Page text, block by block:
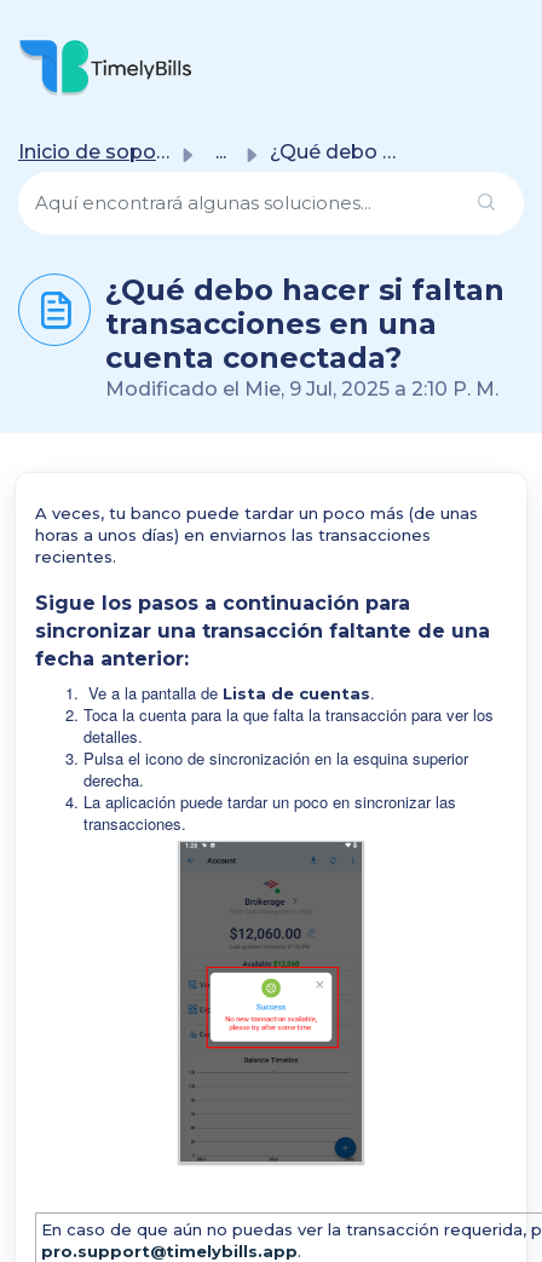
Saltar Al Contenido Principal
Inicio de soporte ... ¿Qué debo hacer si faltan transacciones en una cuenta con...
¿Qué debo hacer si faltan
transacciones en una
cuenta conectada?
Modificado el Mie, 9 Jul, 2025 a 2:10 P. M.
A veces, tu banco puede tardar un poco más (de unas
horas a unos días) en enviarnos las transacciones
recientes.
Sigue los pasos a continuación para
sincronizar una transacción faltante de una
fecha anterior:
Ve a la pantalla de Lista de cuentas.
Toca la cuenta para la que falta la transacción para ver los
detalles.
Pulsa el icono de sincronización en la esquina superior
derecha.
La aplicación puede tardar un poco en sincronizar las
transacciones.
En caso de que aún no puedas ver la transacción requerida,
pro.support@timelybills.app.